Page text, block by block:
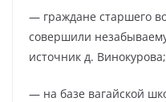
— граждане старшего
совершили
источник д. Винокурова;
— на базе вагайской